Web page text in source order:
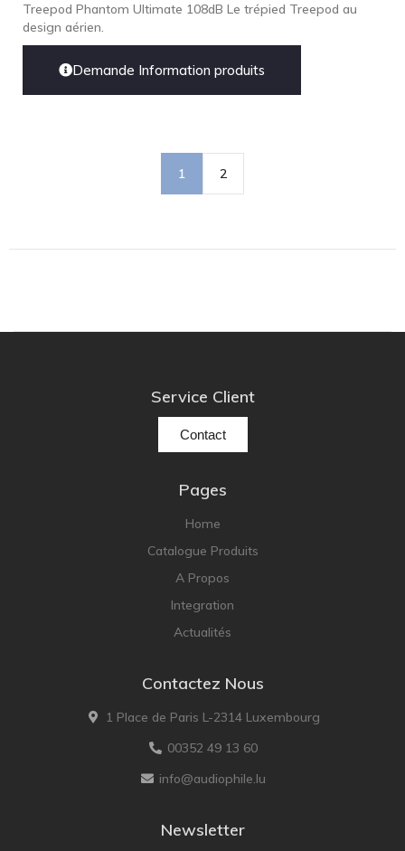
Treepod Phantom Ultimate 108dB Le trépied Treepod au
design aérien.
Demande Information produits
1 2
Service Client
Contact
Pages
Home
Catalogue Produits
A Propos
Integration
Actualités
Contactez Nous
1 Place de Paris L-2314 Luxembourg
00352 49 13 60
info@audiophile.lu
Newsletter